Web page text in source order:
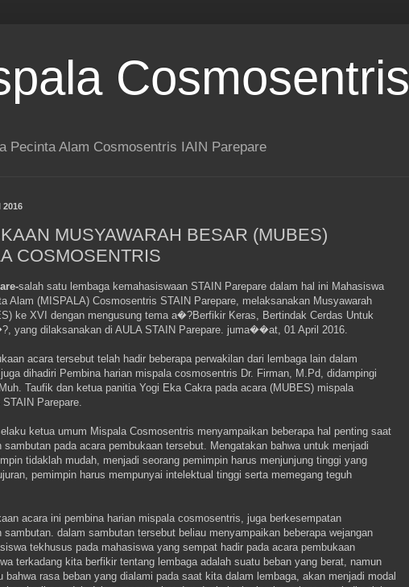
Cosmosentris
Pecinta Alam Cosmosentris IAIN Parepare
2016
MUSYAWARAH BESAR (MUBES)
COSMOSENTRIS
salah satu lembaga kemahasiswaan STAIN Parepare dalam hal ini Mahasiswa
Alam (MISPALA) Cosmosentris STAIN Parepare, melaksanakan Musyawarah
ke XVI dengan mengusung tema a�?Berfikir Keras, Bertindak Cerdas Untuk
yang dilaksanakan di AULA STAIN Parepare. juma��at, 01 April 2016.
acara tersebut telah hadir beberapa perwakilan dari lembaga lain dalam
dihadiri Pembina harian mispala cosmosentris Dr. Firman, M.Pd, didampingi
Taufik dan ketua panitia Yogi Eka Cakra pada acara (MUBES) mispala
Parepare.
ketua umum Mispala Cosmosentris menyampaikan beberapa hal penting saat
sambutan pada acara pembukaan tersebut. Mengatakan bahwa untuk menjadi
tidaklah mudah, menjadi seorang pemimpin harus menjunjung tinggi yang
pemimpin harus mempunyai intelektual tinggi serta memegang teguh
acara ini pembina harian mispala cosmosentris, juga berkesempatan
sambutan. dalam sambutan tersebut beliau menyampaikan beberapa wejangan
tekhusus pada mahasiswa yang sempat hadir pada acara pembukaan
terkadang kita berfikir tentang lembaga adalah suatu beban yang berat, namun
bahwa rasa beban yang dialami pada saat kita dalam lembaga, akan menjadi modal